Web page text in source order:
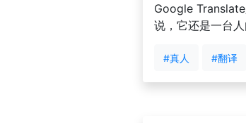
Google
说，它还是一台人
#真人 #翻译